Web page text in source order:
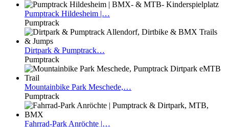
Pumptrack Hildesheim |…
Pumptrack
Dirtpark & Pumptrack…
Pumptrack
Mountainbike Park Meschede,…
Pumptrack
Fahrrad-Park Anröchte |…